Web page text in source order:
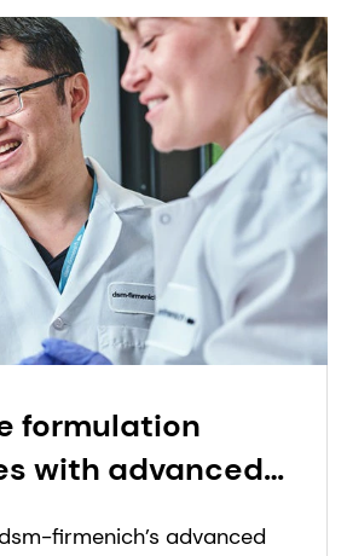
formulation
with advanced
firmenich’s advanced